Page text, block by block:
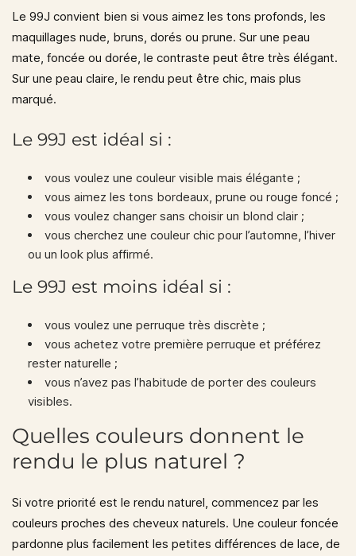
Le 99J convient bien si vous aimez les tons profonds, les
maquillages nude, bruns, dorés ou prune. Sur une peau
mate, foncée ou dorée, le contraste peut être très élégant.
Sur une peau claire, le rendu peut être chic, mais plus
marqué.
Le 99J est idéal si :
vous voulez une couleur visible mais élégante ;
vous aimez les tons bordeaux, prune ou rouge foncé ;
vous voulez changer sans choisir un blond clair ;
vous cherchez une couleur chic pour l’automne, l’hiver
ou un look plus affirmé.
Le 99J est moins idéal si :
vous voulez une perruque très discrète ;
vous achetez votre première perruque et préférez
rester naturelle ;
vous n’avez pas l’habitude de porter des couleurs
visibles.
Quelles couleurs donnent le
rendu le plus naturel ?
Si votre priorité est le rendu naturel, commencez par les
couleurs proches des cheveux naturels. Une couleur foncée
pardonne plus facilement les petites différences de lace, de